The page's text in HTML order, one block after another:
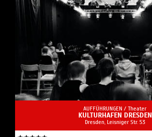
AUFFÜHRUNGEN / Theater
KULTURHAFEN DRESDEN
Dresden, Leisniger Str. 53